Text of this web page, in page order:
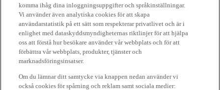
komma ihåg dina inloggningsuppgifter och språkinställningar.
Vi använder även analytiska cookies för att skapa
användarstatistik på ett sätt som respekterar privatlivet och är i
enlighet med dataskyddsmyndigheternas riktlinjer för att hjälpa
oss att förstå hur besökare använder vår webbplats och för att
förbättra vår webbplats, produkter, tjänster och
marknadsföringsinsatser.
Om du lämnar ditt samtycke via knappen nedan använder vi
också cookies för spårning och reklam samt sociala medier: